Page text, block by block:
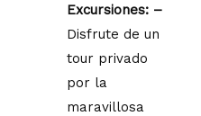
Excursiones: –
Disfrute de un
tour privado
por la
maravillosa